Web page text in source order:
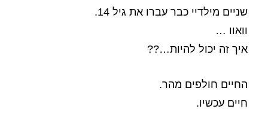
שניים מילדיי כבר עברו את גיל 14.
וואוו …
איך זה יכול להיות…??
החיים חולפים מהר.
חיים עכשיו.